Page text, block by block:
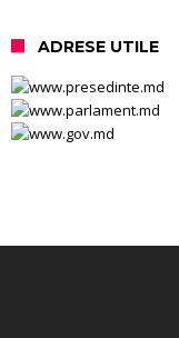
ADRESE UTILE